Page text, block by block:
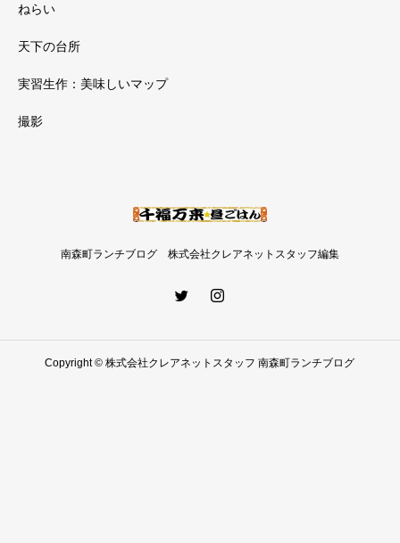
ねらい
天下の台所
実習生作：美味しいマップ
撮影
南森町ランチブログ 株式会社クレアネットスタッフ編集
Copyright © 株式会社クレアネットスタッフ 南森町ランチブログ